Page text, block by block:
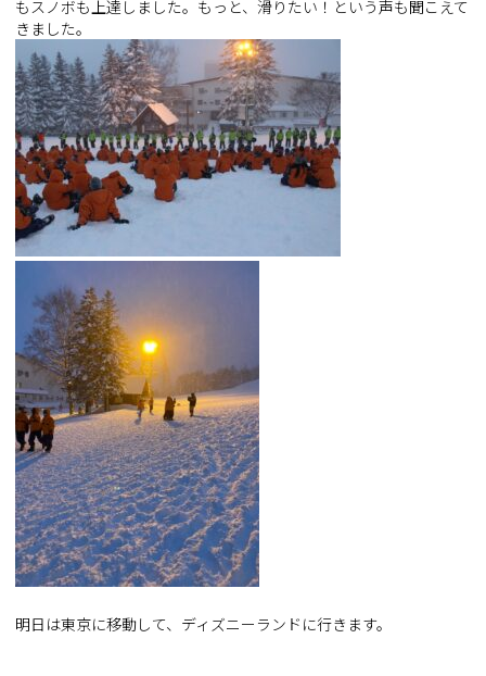
もスノボも上達しました。もっと、滑りたい！という声も聞こえて
きました。
明日は東京に移動して、ディズニーランドに行きます。